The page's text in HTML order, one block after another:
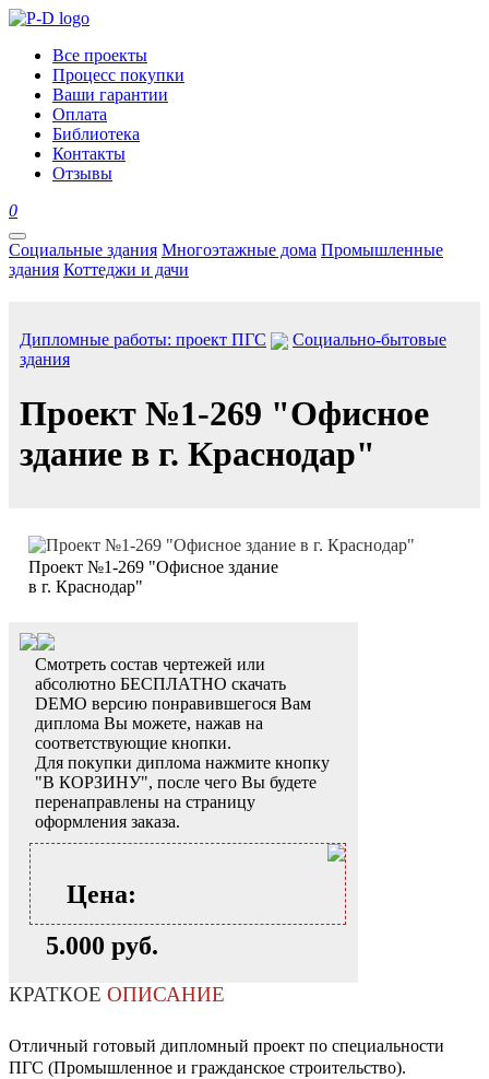
Все проекты
Процесс покупки
Ваши гарантии
Оплата
Библиотека
Контакты
Отзывы
0
Социальные здания Многоэтажные дома Промышленные
здания Коттеджи и дачи
Дипломные работы: проект ПГС
Социально-бытовые
здания
Проект №1-269 "Офисное
здание в г. Краснодар"
Проект №1-269 "Офисное здание
в г. Краснодар"
Смотреть состав чертежей или
абсолютно БЕСПЛАТНО скачать
DEMO версию понравившегося Вам
диплома Вы можете, нажав на
соответствующие кнопки.
Для покупки диплома нажмите кнопку
"В КОРЗИНУ", после чего Вы будете
перенаправлены на страницу
оформления заказа.
Цена:
5.000 руб.
КРАТКОЕ ОПИСАНИЕ
Отличный готовый дипломный проект по специальности
ПГС (Промышленное и гражданское строительство).